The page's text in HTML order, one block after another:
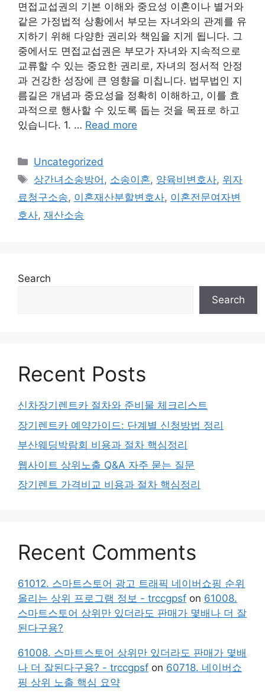
면접교섭권의 기본 이해와 중요성 이혼이나 별거와
같은 가정법적 상황에서 부모는 자녀와의 관계를 유
지하기 위해 다양한 권리와 책임을 지게 됩니다. 그
중에서도 면접교섭권은 부모가 자녀와 지속적으로
교류할 수 있는 중요한 권리로, 자녀의 정서적 안정
과 건강한 성장에 큰 영향을 미칩니다. 법무법인 지
름길은 개념과 중요성을 정확히 이해하고, 이를 효
과적으로 행사할 수 있도록 돕는 것을 목표로 하고
있습니다. 1. … Read more
Categories
Uncategorized
Tags
상간녀소송방어 , 소송이혼, 양육비변호사, 위자
료청구소송, 이혼재산분할변호사, 이혼전문여자변
호사, 재산소송
Search
Search
Recent Posts
신차장기렌트카 절차와 준비물 체크리스트
장기렌트카 예약가이드: 단계별 신청방법 정리
부산웨딩박람회 비용과 절차 핵심정리
웹사이트 상위노출 Q&A 자주 묻는 질문
장기렌트 가격비교 비용과 절차 핵심정리
Recent Comments
61012. 스마트스토어 광고 트래픽 네이버쇼핑 순위
올리는 상위 프로그램 정보 - trccgpsf on 61008.
스마트스토어 상위만 있더라도 판매가 몇배나 더 잘
된다구용?
61008. 스마트스토어 상위만 있더라도 판매가 몇배
나 더 잘된다구용? - trccgpsf on 60718. 네이버쇼
핑 상위 노출 핵심 요약